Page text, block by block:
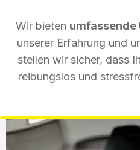
Wir bieten umfassende
unserer Erfahrung und
stellen wir sicher, dass
reibungslos und